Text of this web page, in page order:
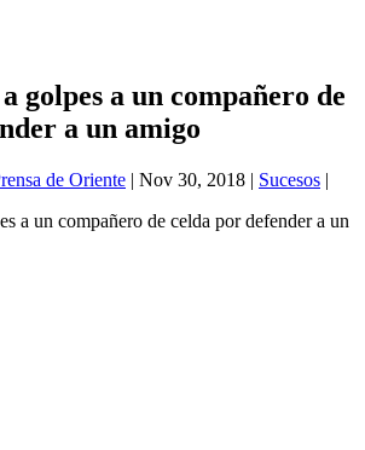
golpes a un compañero de
a un amigo
de Oriente | Nov 30, 2018 | Sucesos |